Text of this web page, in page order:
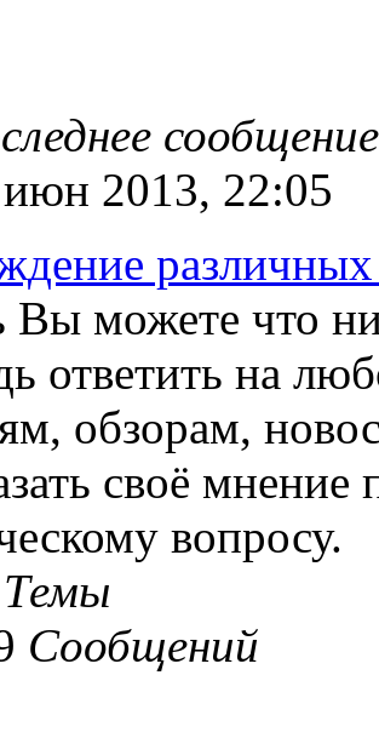
сообщение
2013, 22:05
Вы можете что
ответить на
обзорам,
своё
вопросу.
Темы
Сообщений